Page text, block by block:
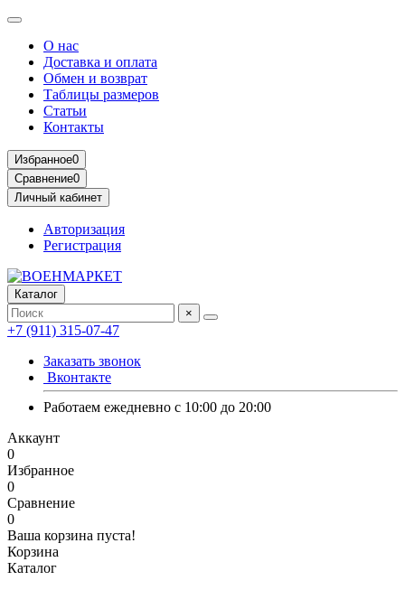
О нас
Доставка и оплата
Обмен и возврат
Таблицы размеров
Статьи
Контакты
Избранное0
Сравнение0
Личный кабинет
Авторизация
Регистрация
Каталог
×
+7 (911) 315-07-47
Заказать звонок
Вконтакте
Работаем ежедневно с 10:00 до 20:00
Аккаунт
0
Избранное
0
Сравнение
0
Ваша корзина пуста!
Корзина
Каталог